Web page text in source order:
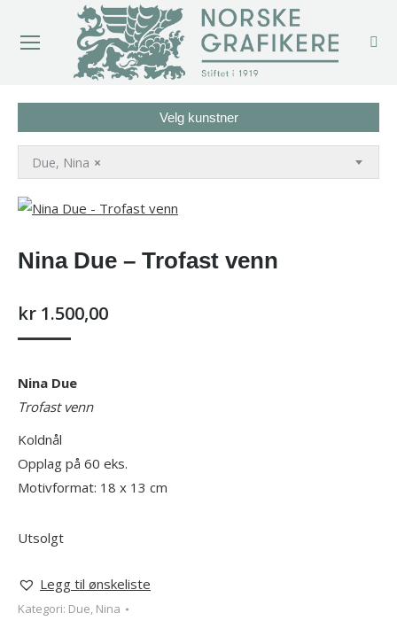
Velg kunstner
×
Due, Nina
Nina Due – Trofast venn
kr 1.500,00
Nina Due
Trofast venn
Koldnål
Opplag på 60 eks.
Motivformat: 18 x 13 cm
Utsolgt
Legg til ønskeliste
Kategori: Due, Nina